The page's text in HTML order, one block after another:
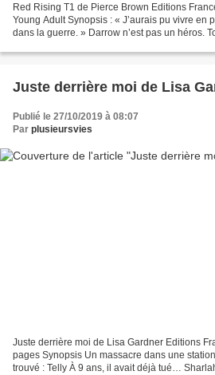
Red Rising T1 de Pierce Brown Editions
Young Adult Synopsis : « J’aurais pu vivre en
dans la guerre. » Darrow n’est pas un héros.
Juste derrière moi de Lisa
Publié le 27/10/2019 à 08:07
Par plusieursvies
Juste derrière moi de Lisa Gardner Editions
pages Synopsis Un massacre dans une
trouvé : Telly À 9 ans, il avait déjà tué…